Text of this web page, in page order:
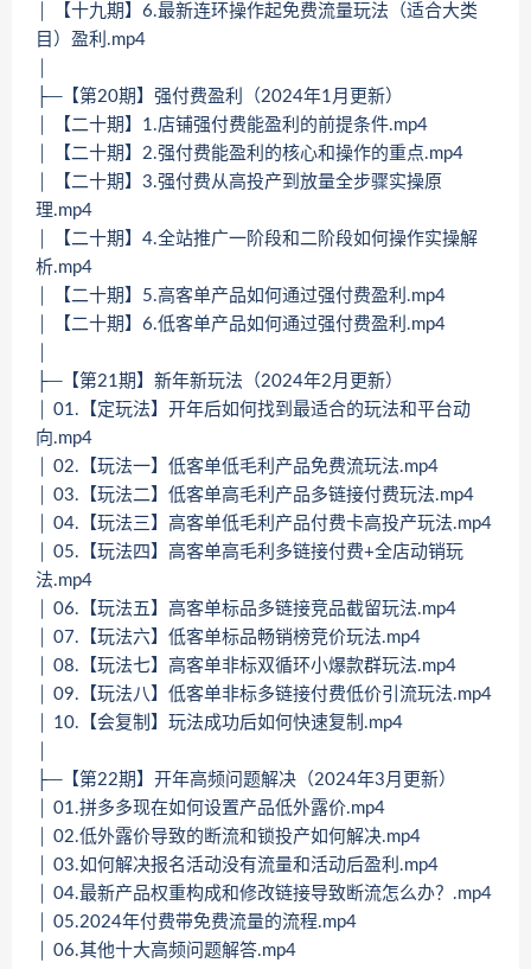
│ 【十九期】6.最新连环操作起免费流量玩法（适合大类
目）盈利.mp4
├─【第20期】强付费盈利（2024年1月更新）
│ 【二十期】1.店铺强付费能盈利的前提条件.mp4
│ 【二十期】2.强付费能盈利的核心和操作的重点.mp4
│ 【二十期】3.强付费从高投产到放量全步骤实操原
理.mp4
│ 【二十期】4.全站推广一阶段和二阶段如何操作实操解
析.mp4
│ 【二十期】5.高客单产品如何通过强付费盈利.mp4
│ 【二十期】6.低客单产品如何通过强付费盈利.mp4
├─【第21期】新年新玩法（2024年2月更新）
│ 01.【定玩法】开年后如何找到最适合的玩法和平台动
向.mp4
│ 02.【玩法一】低客单低毛利产品免费流玩法.mp4
│ 03.【玩法二】低客单高毛利产品多链接付费玩法.mp4
│ 04.【玩法三】高客单低毛利产品付费卡高投产玩法.mp4
│ 05.【玩法四】高客单高毛利多链接付费+全店动销玩
法.mp4
│ 06.【玩法五】高客单标品多链接竞品截留玩法.mp4
│ 07.【玩法六】低客单标品畅销榜竞价玩法.mp4
│ 08.【玩法七】高客单非标双循环小爆款群玩法.mp4
│ 09.【玩法八】低客单非标多链接付费低价引流玩法.mp4
│ 10.【会复制】玩法成功后如何快速复制.mp4
├─【第22期】开年高频问题解决（2024年3月更新）
│ 01.拼多多现在如何设置产品低外露价.mp4
│ 02.低外露价导致的断流和锁投产如何解决.mp4
│ 03.如何解决报名活动没有流量和活动后盈利.mp4
│ 04.最新产品权重构成和修改链接导致断流怎么办？.mp4
│ 05.2024年付费带免费流量的流程.mp4
│ 06.其他十大高频问题解答.mp4